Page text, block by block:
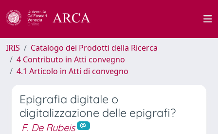
IRIS
Catalogo dei Prodotti della Ricerca
4 Contributo in Atti convegno
4.1 Articolo in Atti di convegno
Epigrafia digitale o
digitalizzazione delle epigrafi?
F. De Rubeis